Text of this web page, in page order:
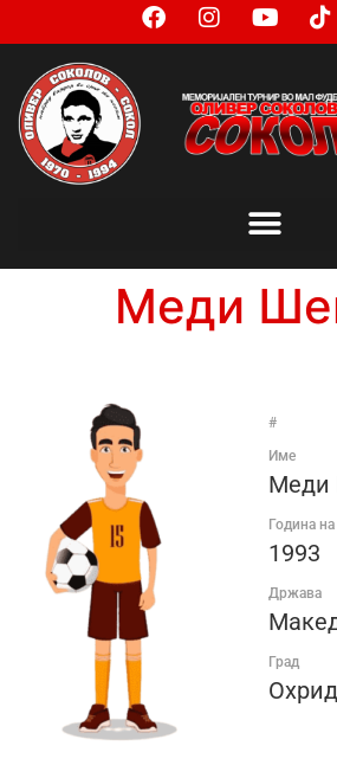
Меди
#
Име
Меди
Година
1993
Држава
Град
Охрид